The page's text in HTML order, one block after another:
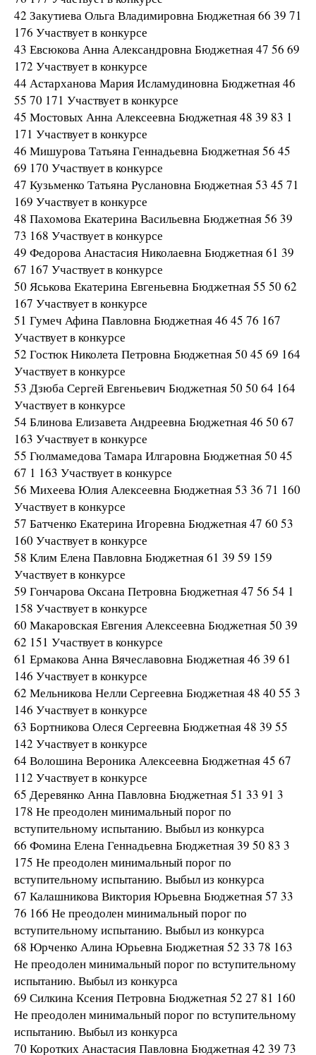
42 Закутиева Ольга Владимировна Бюджетная 66 39 71
176 Участвует в конкурсе
43 Евсюкова Анна Александровна Бюджетная 47 56 69
172 Участвует в конкурсе
44 Астарханова Мария Исламудиновна Бюджетная 46
55 70 171 Участвует в конкурсе
45 Мостовых Анна Алексеевна Бюджетная 48 39 83 1
171 Участвует в конкурсе
46 Мишурова Татьяна Геннадьевна Бюджетная 56 45
69 170 Участвует в конкурсе
47 Кузьменко Татьяна Руслановна Бюджетная 53 45 71
169 Участвует в конкурсе
48 Пахомова Екатерина Васильевна Бюджетная 56 39
73 168 Участвует в конкурсе
49 Федорова Анастасия Николаевна Бюджетная 61 39
67 167 Участвует в конкурсе
50 Яськова Екатерина Евгеньевна Бюджетная 55 50 62
167 Участвует в конкурсе
51 Гумеч Афина Павловна Бюджетная 46 45 76 167
Участвует в конкурсе
52 Гостюк Николета Петровна Бюджетная 50 45 69 164
Участвует в конкурсе
53 Дзюба Сергей Евгеньевич Бюджетная 50 50 64 164
Участвует в конкурсе
54 Блинова Елизавета Андреевна Бюджетная 46 50 67
163 Участвует в конкурсе
55 Гюлмамедова Тамара Илгаровна Бюджетная 50 45
67 1 163 Участвует в конкурсе
56 Михеева Юлия Алексеевна Бюджетная 53 36 71 160
Участвует в конкурсе
57 Батченко Екатерина Игоревна Бюджетная 47 60 53
160 Участвует в конкурсе
58 Клим Елена Павловна Бюджетная 61 39 59 159
Участвует в конкурсе
59 Гончарова Оксана Петровна Бюджетная 47 56 54 1
158 Участвует в конкурсе
60 Макаровская Евгения Алексеевна Бюджетная 50 39
62 151 Участвует в конкурсе
61 Ермакова Анна Вячеславовна Бюджетная 46 39 61
146 Участвует в конкурсе
62 Мельникова Нелли Сергеевна Бюджетная 48 40 55 3
146 Участвует в конкурсе
63 Бортникова Олеся Сергеевна Бюджетная 48 39 55
142 Участвует в конкурсе
64 Волошина Вероника Алексеевна Бюджетная 45 67
112 Участвует в конкурсе
65 Деревянко Анна Павловна Бюджетная 51 33 91 3
178 Не преодолен минимальный порог по
вступительному испытанию. Выбыл из конкурса
66 Фомина Елена Геннадьевна Бюджетная 39 50 83 3
175 Не преодолен минимальный порог по
вступительному испытанию. Выбыл из конкурса
67 Калашникова Виктория Юрьевна Бюджетная 57 33
76 166 Не преодолен минимальный порог по
вступительному испытанию. Выбыл из конкурса
68 Юрченко Алина Юрьевна Бюджетная 52 33 78 163
Не преодолен минимальный порог по вступительному
испытанию. Выбыл из конкурса
69 Силкина Ксения Петровна Бюджетная 52 27 81 160
Не преодолен минимальный порог по вступительному
испытанию. Выбыл из конкурса
70 Коротких Анастасия Павловна Бюджетная 42 39 73